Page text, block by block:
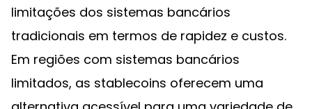
limitações dos sistemas bancários
tradicionais em termos de rapidez e custos.
Em regiões com sistemas bancários
limitados, as stablecoins oferecem uma